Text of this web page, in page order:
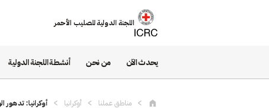
اللجنة الدولية للصليب الأحمر
يحدث الآن من نحن أنشطة اللجنة الدولية
مناطق عملنا أوكرانيا أوكرانيا: تدهور